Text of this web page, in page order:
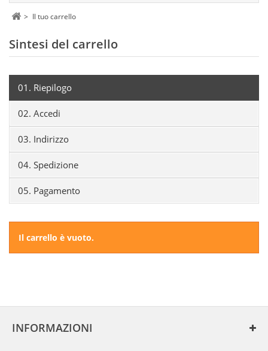
> Il tuo carrello
Sintesi del carrello
01. Riepilogo
02. Accedi
03. Indirizzo
04. Spedizione
05. Pagamento
Il carrello è vuoto.
INFORMAZIONI